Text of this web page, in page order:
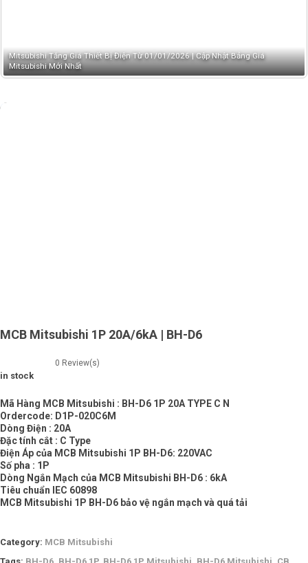
Mitsubishi Tăng Giá Thiết Bị Điện Từ 01/01/2026 | Cập Nhật Bảng Giá
Mitsubishi Mới Nhất
MCB Mitsubishi 1P 20A/6kA | BH-D6
0 Review(s)
in stock
Mã Hàng MCB Mitsubishi : BH-D6 1P 20A TYPE C N
Ordercode: D1P-020C6M
Dòng Điện : 20A
Đặc tính cắt : C Type
Điện Áp của MCB Mitsubishi 1P BH-D6: 220VAC
Số pha : 1P
Dòng Ngắn Mạch của MCB Mitsubishi BH-D6 : 6kA
Tiêu chuẩn IEC 60898
MCB Mitsubishi 1P BH-D6 bảo vệ ngắn mạch và quá tải
Category: MCB Mitsubishi